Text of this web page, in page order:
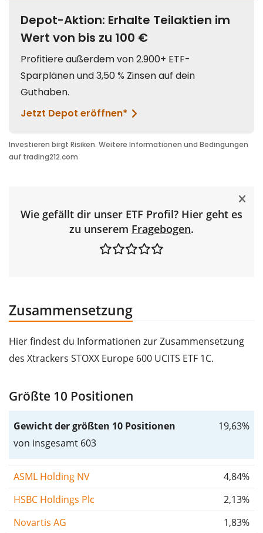
Wie gefällt dir unser ETF Profil? Hier geht es
zu unserem Fragebogen.
Zusammensetzung
Hier findest du Informationen zur Zusammensetzung
des Xtrackers STOXX Europe 600 UCITS ETF 1C.
Größte 10 Positionen
Gewicht der größten 10 Positionen
von insgesamt 603
19,63%
ASML Holding NV
4,84%
HSBC Holdings Plc
2,13%
Novartis AG
1,83%